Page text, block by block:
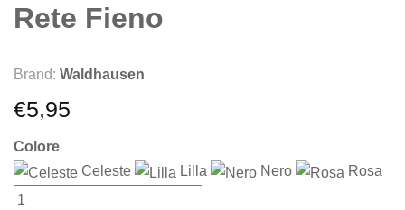
Rete Fieno
Brand: Waldhausen
€5,95
Colore
Celeste
Lilla Nero Rosa